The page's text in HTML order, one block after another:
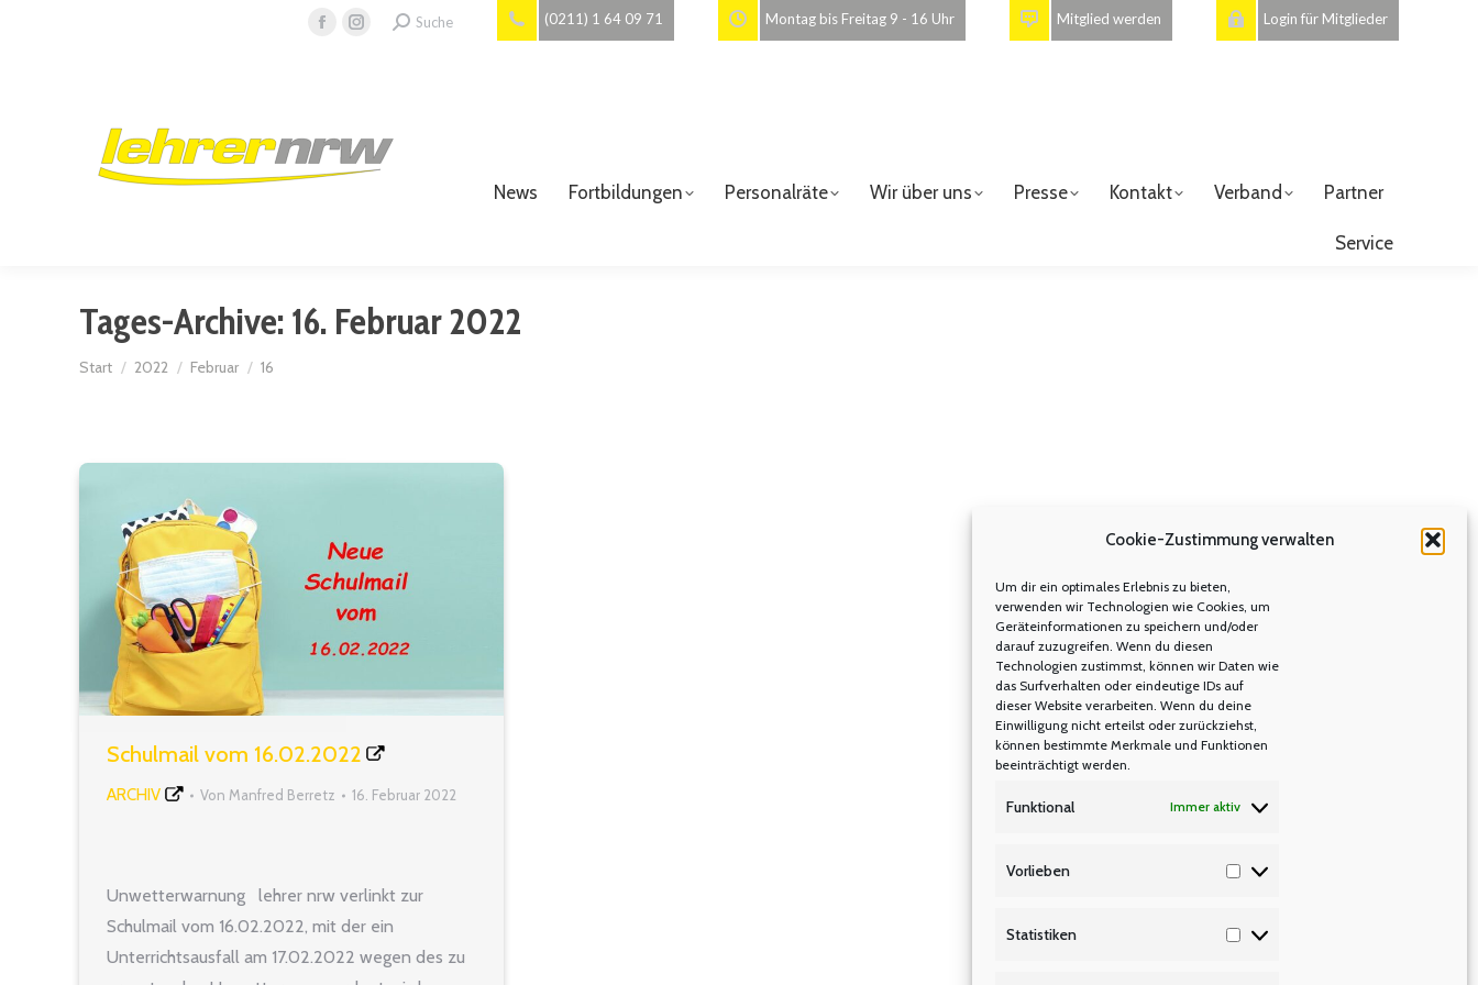
Cookie-Zustimmung verwalten
Um dir ein optimales Erlebnis zu bieten,
verwenden wir Technologien wie Cookies, um
Geräteinformationen zu speichern und/oder
darauf zuzugreifen. Wenn du diesen
Technologien zustimmst, können wir Daten wie
das Surfverhalten oder eindeutige IDs auf
dieser Website verarbeiten. Wenn du deine
Einwilligung nicht erteilst oder zurückziehst,
können bestimmte Merkmale und Funktionen
beeinträchtigt werden.
Funktional Immer aktiv
Vorlieben
Statistiken
Facebook
new
window
Instagram
new
window
Search:
Suche (0211) 1 64 09 71 Montag bis Freitag 9 - 16 Uhr Mitglied werden Login für Mitglieder
News Fortbildungen Personalräte Wir über uns Presse Kontakt Verband Partner
Service
Tages-Archive:16. Februar 2022
Sie befinden sich hier:
Start 2022 Februar 16
Schulmail vom 16.02.2022
ARCHIV Von Manfred Berretz 16. Februar 2022
Unwetterwarnung lehrer nrw verlinkt zur
Schulmail vom 16.02.2022, mit der ein
Unterrichtsausfall am 17.02.2022 wegen des zu